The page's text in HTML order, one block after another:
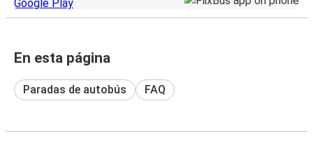
En esta página
Paradas de autobús FAQ